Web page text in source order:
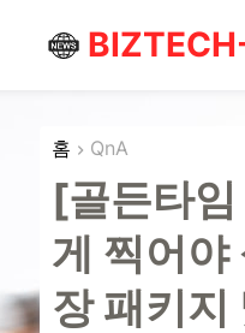
홈 QnA
[골든타
게 찍어야
장 패키지